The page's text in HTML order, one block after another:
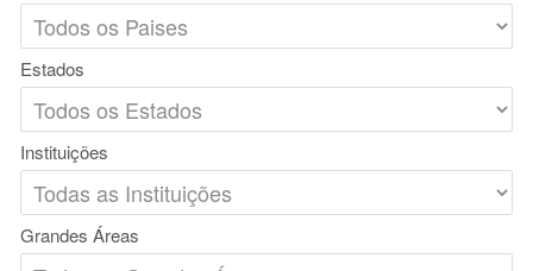
Estados
Instituições
Grandes Áreas